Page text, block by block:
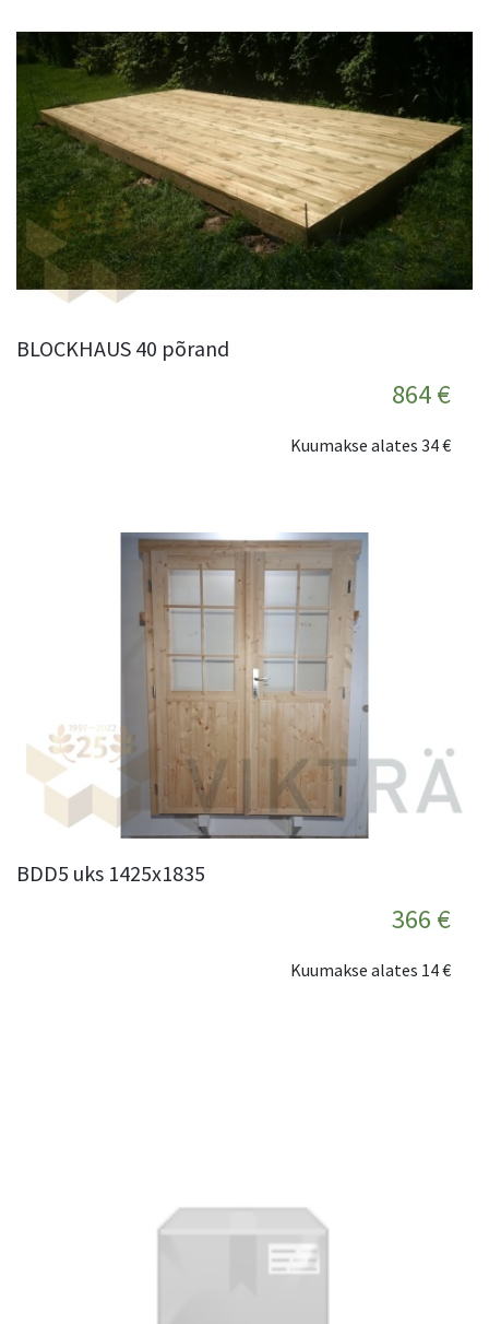
BLOCKHAUS 40 põrand
864 €
Kuumakse alates 34 €
BDD5 uks 1425x1835
366 €
Kuumakse alates 14 €